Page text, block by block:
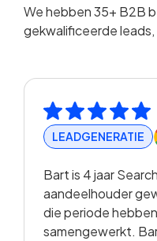
We hebben 35+ B2B
gekwalificeerde
LEADGENERATIE
Bart is 4 jaar
aandeelhouder
die periode
samengewerkt.